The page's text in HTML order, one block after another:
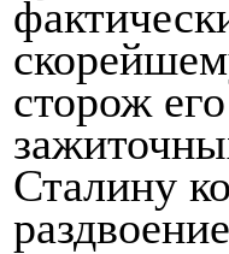
сторож
Сталину